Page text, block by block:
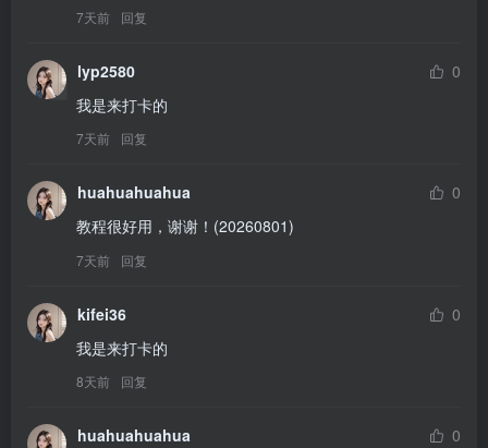
7天前 回复
lyp2580
0
我是来打卡的
7天前 回复
huahuahuahua
0
教程很好用，谢谢！(20260801)
7天前 回复
kifei36
0
我是来打卡的
8天前 回复
huahuahuahua
0